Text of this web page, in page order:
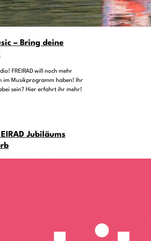
– Bring deine
FREIRAD will noch mehr
im Musikprogramm haben! Ihr
sein? Hier erfahrt ihr mehr!
Jubiläums